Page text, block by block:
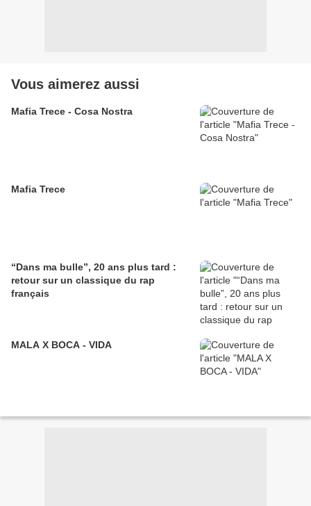
Vous aimerez aussi
Mafia Trece - Cosa Nostra
Mafia Trece
“Dans ma bulle”, 20 ans plus tard :
retour sur un classique du rap
français
MALA X BOCA - VIDA